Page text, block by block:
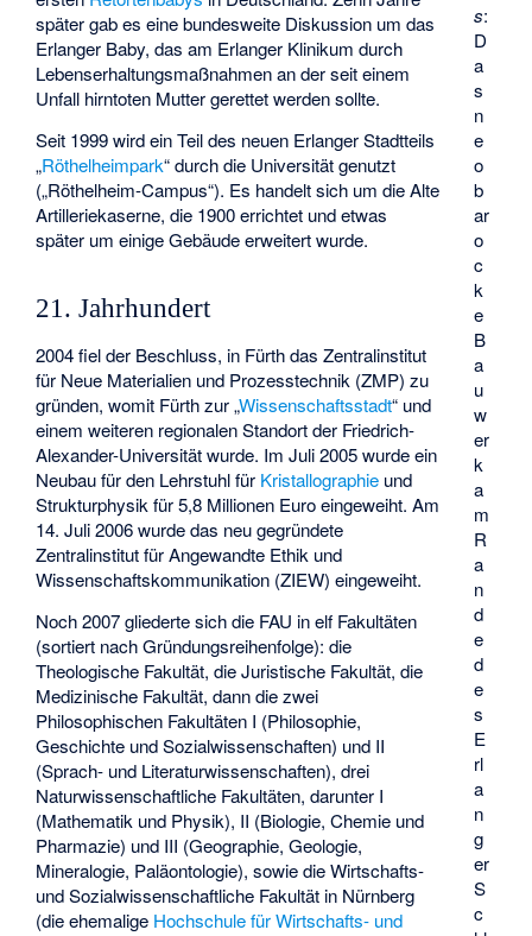
s:
D
a
s
n
e
o
b
ar
o
c
k
e
B
a
u
w
er
k
a
m
R
a
n
d
e
d
e
s
E
rl
a
n
g
er
S
c
später gab es eine bundesweite Diskussion um das
Erlanger Baby, das am Erlanger Klinikum durch
Lebenserhaltungsmaßnahmen an der seit einem
Unfall hirntoten Mutter gerettet werden sollte.
Seit 1999 wird ein Teil des neuen Erlanger Stadtteils
„Röthelheimpark“ durch die Universität genutzt
(„Röthelheim-Campus“). Es handelt sich um die Alte
Artilleriekaserne, die 1900 errichtet und etwas
später um einige Gebäude erweitert wurde.
21. Jahrhundert
2004 fiel der Beschluss, in Fürth das Zentralinstitut
für Neue Materialien und Prozesstechnik (ZMP) zu
gründen, womit Fürth zur „Wissenschaftsstadt“ und
einem weiteren regionalen Standort der Friedrich-
Alexander-Universität wurde. Im Juli 2005 wurde ein
Neubau für den Lehrstuhl für Kristallographie und
Strukturphysik für 5,8 Millionen Euro eingeweiht. Am
14. Juli 2006 wurde das neu gegründete
Zentralinstitut für Angewandte Ethik und
Wissenschaftskommunikation (ZIEW) eingeweiht.
Noch 2007 gliederte sich die FAU in elf Fakultäten
(sortiert nach Gründungsreihenfolge): die
Theologische Fakultät, die Juristische Fakultät, die
Medizinische Fakultät, dann die zwei
Philosophischen Fakultäten I (Philosophie,
Geschichte und Sozialwissenschaften) und II
(Sprach- und Literaturwissenschaften), drei
Naturwissenschaftliche Fakultäten, darunter I
(Mathematik und Physik), II (Biologie, Chemie und
Pharmazie) und III (Geographie, Geologie,
Mineralogie, Paläontologie), sowie die Wirtschafts-
und Sozialwissenschaftliche Fakultät in Nürnberg
(die ehemalige Hochschule für Wirtschafts- und